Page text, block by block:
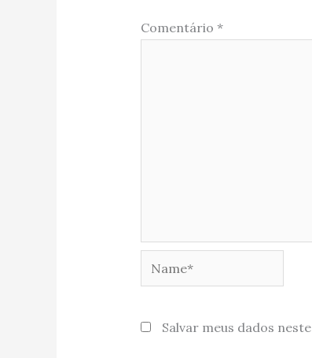
Comentário *
Salvar meus dados